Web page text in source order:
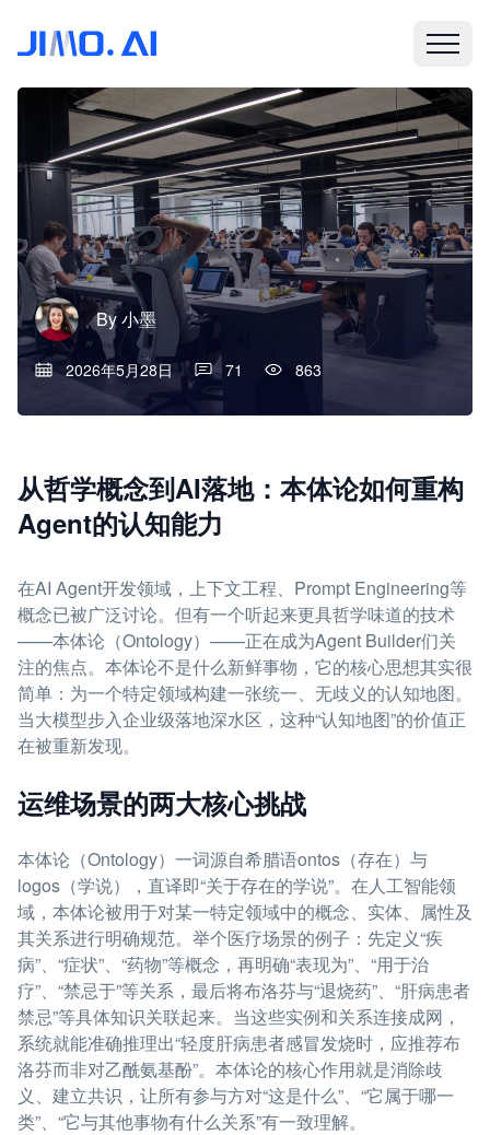
By小墨
2026年5月28日 71 863
从哲学概念到AI落地：本体论如何重构
Agent的认知能力
在AI Agent开发领域，上下文工程、Prompt Engineering等
概念已被广泛讨论。但有一个听起来更具哲学味道的技术
——本体论（Ontology）——正在成为Agent Builder们关
注的焦点。本体论不是什么新鲜事物，它的核心思想其实很
简单：为一个特定领域构建一张统一、无歧义的认知地图。
当大模型步入企业级落地深水区，这种“认知地图”的价值正
在被重新发现。
运维场景的两大核心挑战
本体论（Ontology）一词源自希腊语ontos（存在）与
logos（学说），直译即“关于存在的学说”。在人工智能领
域，本体论被用于对某一特定领域中的概念、实体、属性及
其关系进行明确规范。举个医疗场景的例子：先定义“疾
病”、“症状”、“药物”等概念，再明确“表现为”、“用于治
疗”、“禁忌于”等关系，最后将布洛芬与“退烧药”、“肝病患者
禁忌”等具体知识关联起来。当这些实例和关系连接成网，
系统就能准确推理出“轻度肝病患者感冒发烧时，应推荐布
洛芬而非对乙酰氨基酚”。本体论的核心作用就是消除歧
义、建立共识，让所有参与方对“这是什么”、“它属于哪一
类”、“它与其他事物有什么关系”有一致理解。